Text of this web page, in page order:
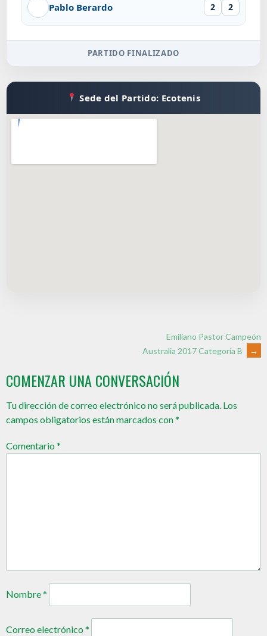
Pablo Berardo 2 2
PARTIDO FINALIZADO
Sede del Partido: Ecotenis
Emiliano Pastor Campeón
Australia 2017 Categoría B
→
COMENZAR UNA CONVERSACIÓN
Tu dirección de correo electrónico no será publicada. Los
campos obligatorios están marcados con*
Comentario*
Nombre*
Correo electrónico*